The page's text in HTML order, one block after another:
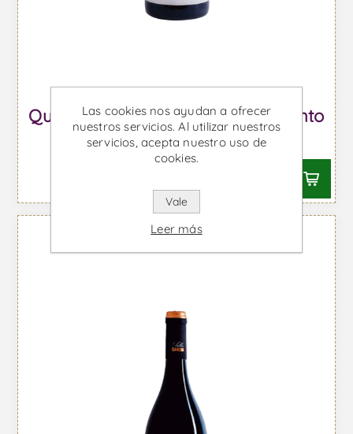
Quinta da Pigarça Talha - Vino Tinto
Desde €25,52 IVA incl.
Las cookies nos ayudan a ofrecer
nuestros servicios. Al utilizar nuestros
servicios, acepta nuestro uso de
cookies.
Vale
Leer más